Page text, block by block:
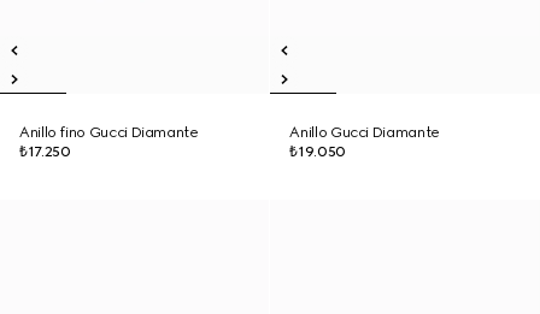
Anillo fino Gucci Diamante
₺17.250
Anillo Gucci Diamante
₺19.050